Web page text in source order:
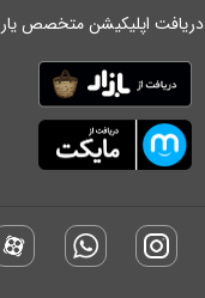
دریافت اپلیکیشن متخصص یار